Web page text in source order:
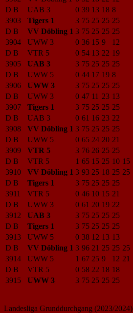
D B
UAB 3 0 39 13 18 8
3903
Tigers 1 3 75 25 25 25
D B
VV Döbling 1 3 75 25 25 25
3904
UWW 3 0 36 15 9
12
D B
VTR 5 0 54 13 22 19
3905
UAB 3 3 75 25 25 25
D B
UWW 5 0 44 17 19 8
3906
UWW 3 3 75 25 25 25
D B
UWW 3 0 47 11 23 13
3907
Tigers 1 3 75 25 25 25
D B
UAB 3 0 61 16 23 22
3908
VV Döbling 1 3 75 25 25 25
D B
UWW 5 0 65 24 20 21
3909
VTR 5 3 76 26 25 25
D B
VTR 5 1 65 15 25 10 15
3910
VV Döbling 1 3 93 25 18 25 25
D B
Tigers 1 3 75 25 25 25
3911
VTR 5 0 46 10 15 21
D B
UWW 3 0 61 20 19 22
3912
UAB 3 3 75 25 25 25
D B
Tigers 1 3 75 25 25 25
3913
UWW 5 0 38 12 13 13
D B
VV Döbling 1 3 96 21 25 25 25
3914
UWW 5 1 67 25 9 12 21
D B
VTR 5 0 58 22 18 18
3915
UWW 3 3 75 25 25 25
Landesliga Grunddurchgang (2023/2024)